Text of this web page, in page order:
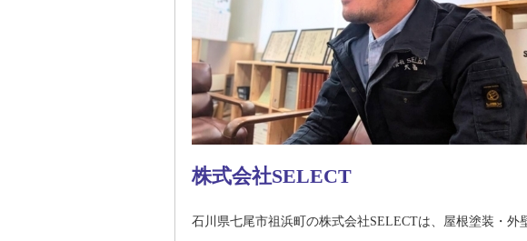
株式会社SELECT
石川県七尾市祖浜町の株式会社SELECTは、屋根塗装・